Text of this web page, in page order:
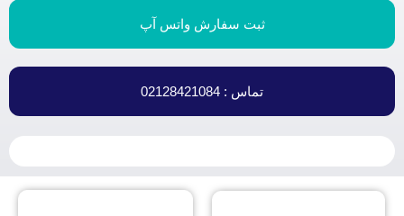
ثبت سفارش واتس آپ
تماس : 02128421084